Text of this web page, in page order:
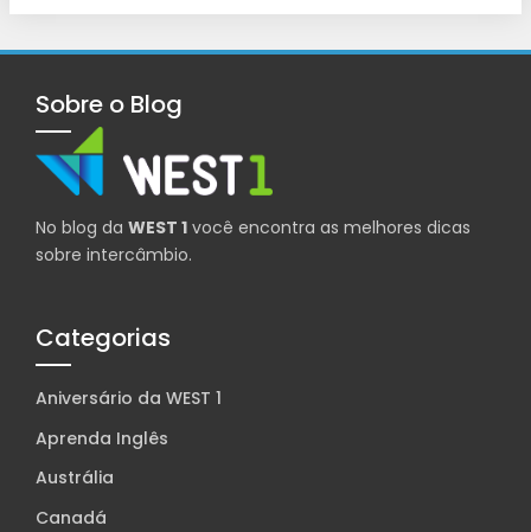
Sobre o Blog
No blog da WEST 1 você encontra as melhores dicas
sobre intercâmbio.
Categorias
Aniversário da WEST 1
Aprenda Inglês
Austrália
Canadá